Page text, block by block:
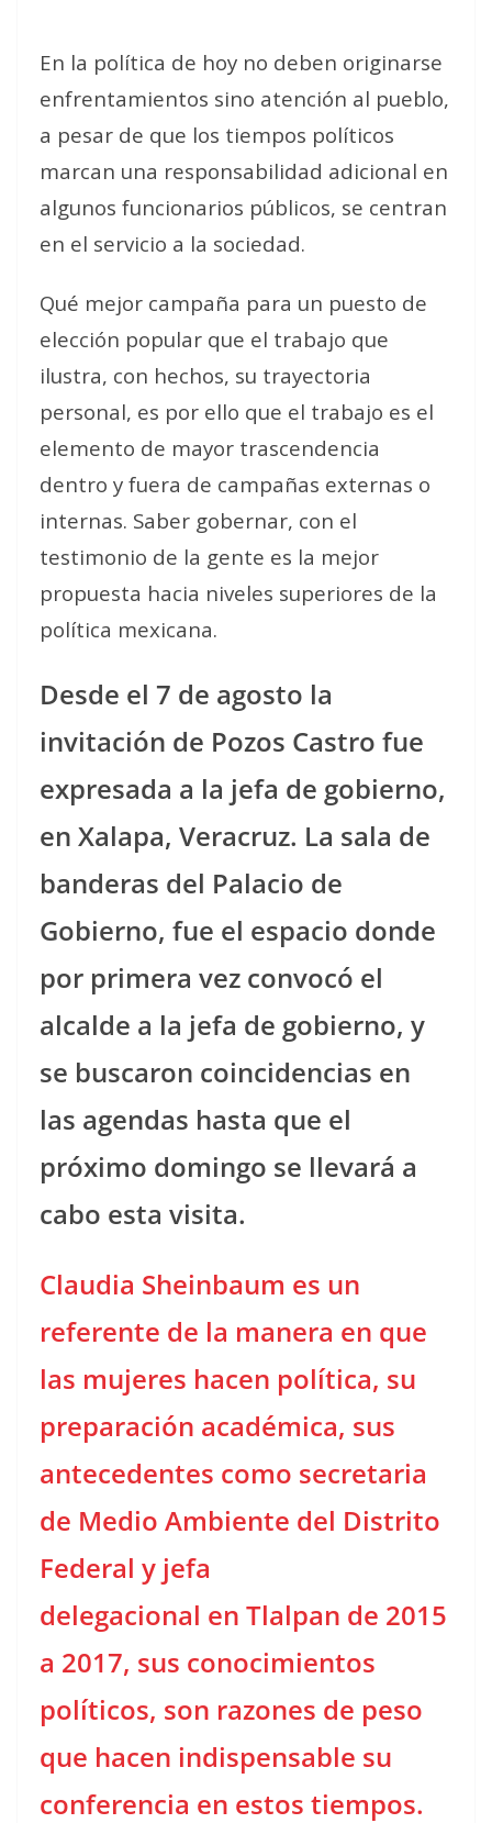
En la política de hoy no deben originarse
enfrentamientos sino atención al pueblo,
a pesar de que los tiempos políticos
marcan una responsabilidad adicional en
algunos funcionarios públicos, se centran
en el servicio a la sociedad.
Qué mejor campaña para un puesto de
elección popular que el trabajo que
ilustra, con hechos, su trayectoria
personal, es por ello que el trabajo es el
elemento de mayor trascendencia
dentro y fuera de campañas externas o
internas. Saber gobernar, con el
testimonio de la gente es la mejor
propuesta hacia niveles superiores de la
política mexicana.
Desde el 7 de agosto la
invitación de Pozos Castro fue
expresada a la jefa de gobierno,
en Xalapa, Veracruz. La sala de
banderas del Palacio de
Gobierno, fue el espacio donde
por primera vez convocó el
alcalde a la jefa de gobierno, y
se buscaron coincidencias en
las agendas hasta que el
próximo domingo se llevará a
cabo esta visita.
Claudia Sheinbaum es un
referente de la manera en que
las mujeres hacen política, su
preparación académica, sus
antecedentes como secretaria
de Medio Ambiente del Distrito
Federal y jefa
delegacional en Tlalpan de 2015
a 2017, sus conocimientos
políticos, son razones de peso
que hacen indispensable su
conferencia en estos tiempos.